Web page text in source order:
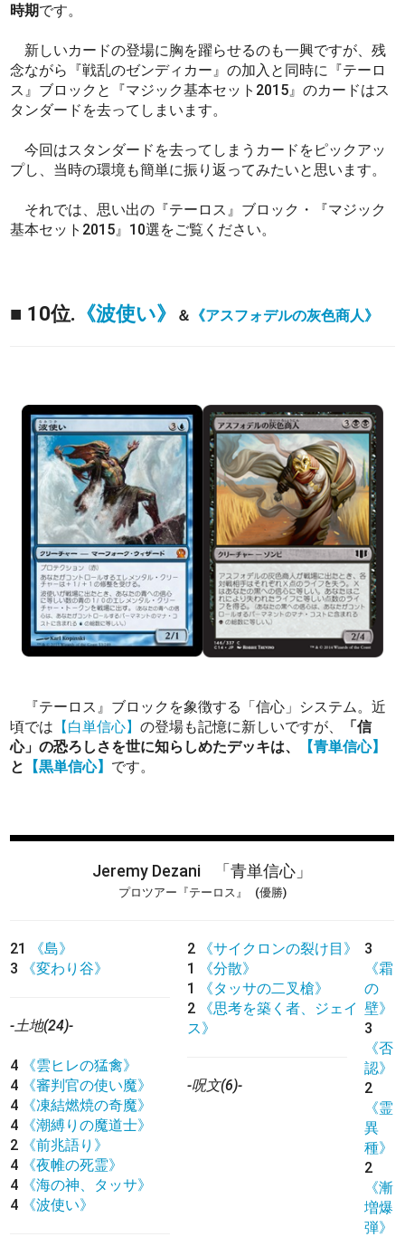
時期です。
新しいカードの登場に胸を躍らせるのも一興ですが、残
念ながら『戦乱のゼンディカー』の加入と同時に『テーロ
ス』ブロックと『マジック基本セット2015』のカードはス
タンダードを去ってしまいます。
今回はスタンダードを去ってしまうカードをピックアッ
プし、当時の環境も簡単に振り返ってみたいと思います。
それでは、思い出の『テーロス』ブロック・『マジック
基本セット2015』10選をご覧ください。
■ 10位. 《波使い》 ＆ 《アスフォデルの灰色商人》
『テーロス』ブロックを象徴する「信心」システム。近
頃では 【白単信心】の登場も記憶に新しいですが、
「信
心」の恐ろしさを世に知らしめたデッキは、
【青単信心】
と
【黒単信心】 です。
Jeremy Dezani 「青単信心」
プロツアー『テーロス』 (優勝)
21
《島》
3
《変わり谷》
-土地(24)-
4
《雲ヒレの猛禽》
4
《審判官の使い魔》
4
《凍結燃焼の奇魔》
4
《潮縛りの魔道士》
2
《前兆語り》
4
《夜帷の死霊》
4
《海の神、タッサ》
4
《波使い》
2
《サイクロンの裂け目》
1
《分散》
1
《タッサの二叉槍》
2
《思考を築く者、ジェイ
ス》
-呪文(6)-
3
《霜
の
壁》
3
《否
認》
2
《霊
異
種》
2
《漸
増爆
弾》